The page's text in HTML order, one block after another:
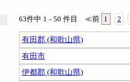
63件中 1 - 50 件目 ≪前 1 2
有田郡 (和歌山県)
有田市
伊都郡 (和歌山県)